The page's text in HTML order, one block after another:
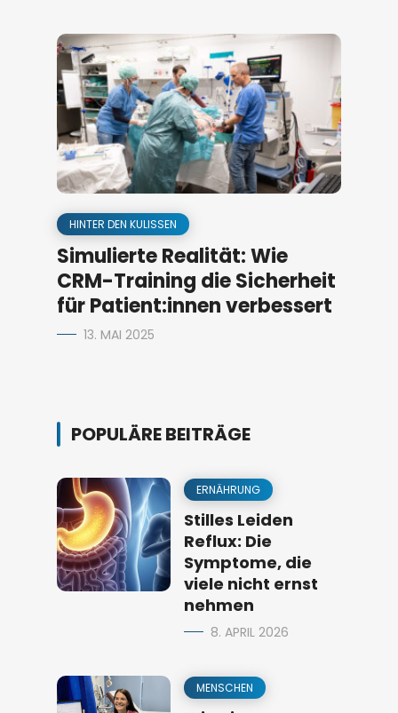
HINTER DEN KULISSEN
Simulierte Realität: Wie
CRM-Training die Sicherheit
für Patient:innen verbessert
13. MAI 2025
POPULÄRE BEITRÄGE
ERNÄHRUNG
Stilles Leiden
Reflux: Die
Symptome, die
viele nicht ernst
nehmen
8. APRIL 2026
MENSCHEN